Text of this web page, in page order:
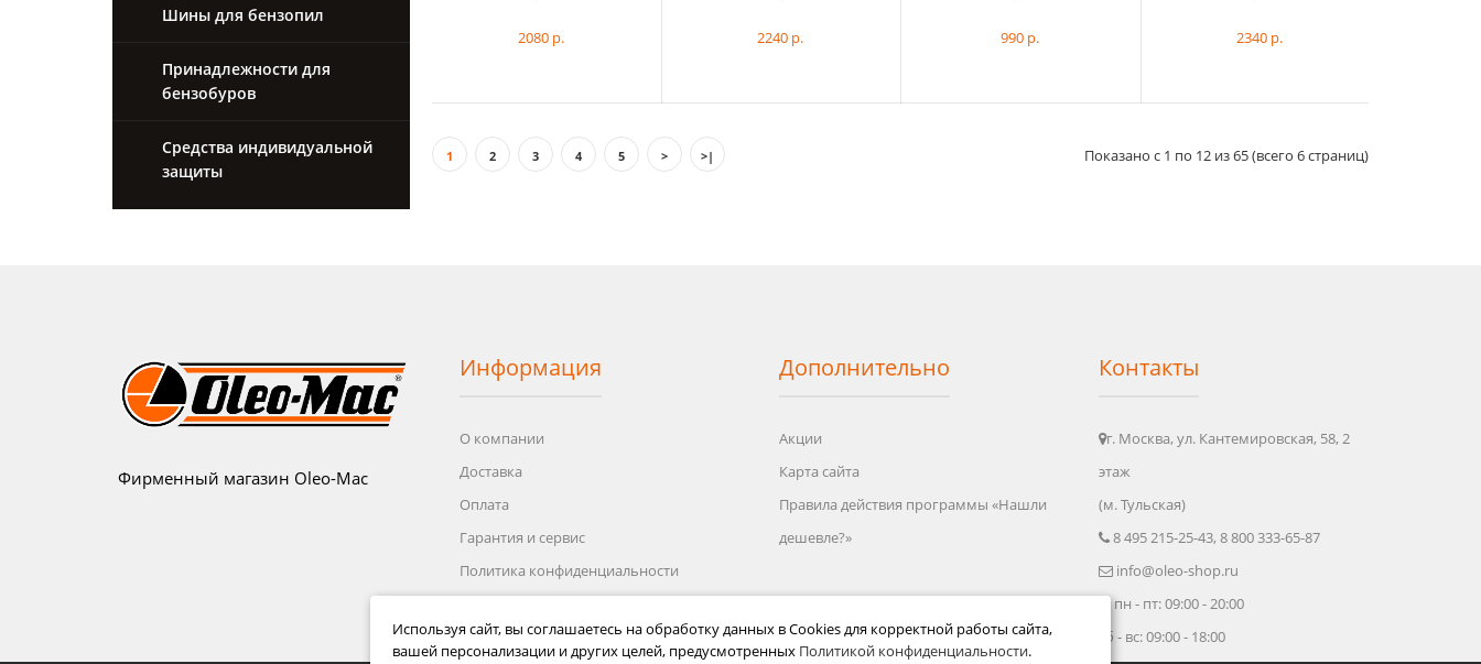
Шины для бензопил
Принадлежности для
бензобуров
Средства индивидуальной
защиты
Цепь Professional Quality 14"
1450 р.
низкопрофильная цепь. Пре...
2080 р. 2240 р. 990 р. 2340 р.
1 2 3 4 5 > >| Показано с 1 по 12 из 65 (всего 6 страниц)
Фирменный магазин Oleo-Mac
Информация
О компании
Доставка
Оплата
Гарантия и сервис
Политика конфиденциальности
Условия возврата
Дополнительно
Акции
Карта сайта
Правила действия программы «Нашли
дешевле?»
Контакты
г. Москва, ул. Кантемировская, 58, 2
этаж
(м. Тульская)
8 495 215-25-43, 8 800 333-65-87
info@oleo-shop.ru
пн - пт: 09:00 - 20:00
сб - вс: 09:00 - 18:00
Используя сайт, вы соглашаетесь на обработку данных в Cookies для корректной работы сайта,
вашей персонализации и других целей, предусмотренных Политикой конфиденциальности.